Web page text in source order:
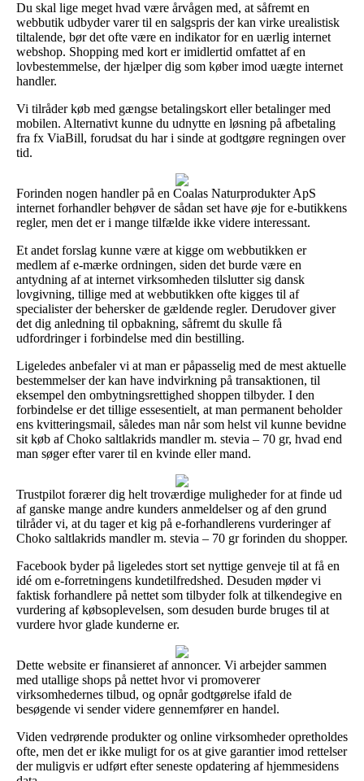
Du skal lige meget hvad være årvågen med, at såfremt en
webbutik udbyder varer til en salgspris der kan virke urealistisk
tiltalende, bør det ofte være en indikator for en uærlig internet
webshop. Shopping med kort er imidlertid omfattet af en
lovbestemmelse, der hjælper dig som køber imod uægte internet
handler.
Vi tilråder køb med gængse betalingskort eller betalinger med
mobilen. Alternativt kunne du udnytte en løsning på afbetaling
fra fx ViaBill, forudsat du har i sinde at godtgøre regningen over
tid.
Forinden nogen handler på en Coalas Naturprodukter ApS
internet forhandler behøver de sådan set have øje for e-butikkens
regler, men det er i mange tilfælde ikke videre interessant.
Et andet forslag kunne være at kigge om webbutikken er
medlem af e-mærke ordningen, siden det burde være en
antydning af at internet virksomheden tilslutter sig dansk
lovgivning, tillige med at webbutikken ofte kigges til af
specialister der behersker de gældende regler. Derudover giver
det dig anledning til opbakning, såfremt du skulle få
udfordringer i forbindelse med din bestilling.
Ligeledes anbefaler vi at man er påpasselig med de mest aktuelle
bestemmelser der kan have indvirkning på transaktionen, til
eksempel den ombytningsrettighed shoppen tilbyder. I den
forbindelse er det tillige essesentielt, at man permanent beholder
ens kvitteringsmail, således man når som helst vil kunne bevidne
sit køb af Choko saltlakrids mandler m. stevia – 70 gr, hvad end
man søger efter varer til en kvinde eller mand.
Trustpilot forærer dig helt troværdige muligheder for at finde ud
af ganske mange andre kunders anmeldelser og af den grund
tilråder vi, at du tager et kig på e-forhandlerens vurderinger af
Choko saltlakrids mandler m. stevia – 70 gr forinden du shopper.
Facebook byder på ligeledes stort set nyttige genveje til at få en
idé om e-forretningens kundetilfredshed. Desuden møder vi
faktisk forhandlere på nettet som tilbyder folk at tilkendegive en
vurdering af købsoplevelsen, som desuden burde bruges til at
vurdere hvor glade kunderne er.
Dette website er finansieret af annoncer. Vi arbejder sammen
med utallige shops på nettet hvor vi promoverer
virksomhedernes tilbud, og opnår godtgørelse ifald de
besøgende vi sender videre gennemfører en handel.
Viden vedrørende produkter og online virksomheder opretholdes
ofte, men det er ikke muligt for os at give garantier imod rettelser
der muligvis er udført efter seneste opdatering af hjemmesidens